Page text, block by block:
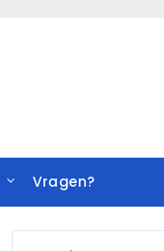
Vragen?